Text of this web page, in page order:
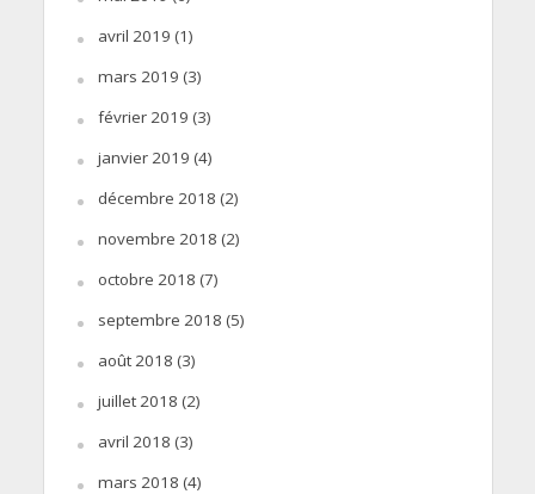
avril 2019 (1)
mars 2019 (3)
février 2019 (3)
janvier 2019 (4)
décembre 2018 (2)
novembre 2018 (2)
octobre 2018 (7)
septembre 2018 (5)
août 2018 (3)
juillet 2018 (2)
avril 2018 (3)
mars 2018 (4)